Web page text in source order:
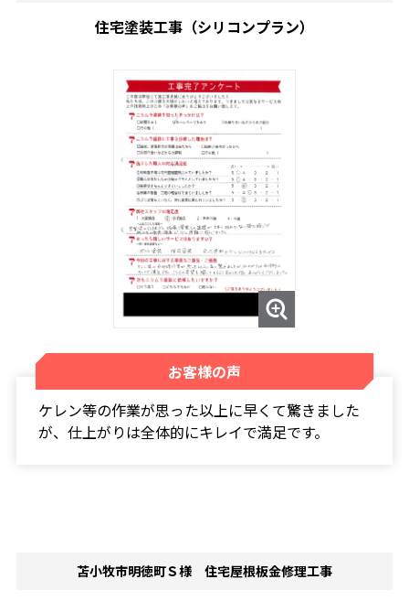
住宅塗装工事（シリコンプラン）
お客様の声
ケレン等の作業が思った以上に早くて驚きました
が、仕上がりは全体的にキレイで満足です。
苫小牧市明徳町Ｓ様 住宅屋根板金修理工事